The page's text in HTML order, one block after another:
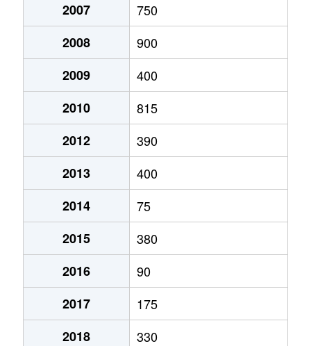
2007
750
2008
900
2009
400
2010
815
2012
390
2013
400
2014
75
2015
380
2016
90
2017
175
2018
330